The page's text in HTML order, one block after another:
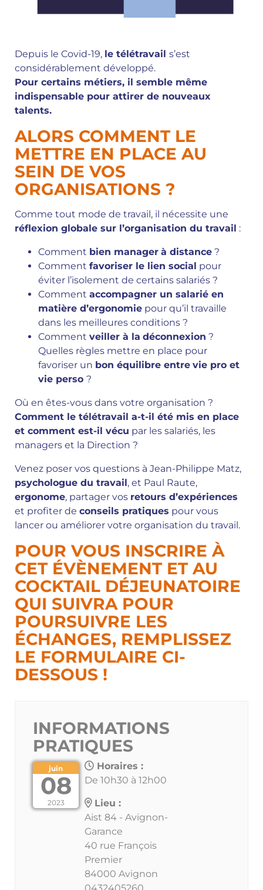
Depuis le Covid-19, le télétravail s’est
considérablement développé.
Pour certains métiers, il semble même
indispensable pour attirer de nouveaux
talents.
ALORS COMMENT LE
METTRE EN PLACE AU
SEIN DE VOS
ORGANISATIONS ?
Comme tout mode de travail, il nécessite une
réflexion globale sur l’organisation du travail :
Comment bien manager à distance ?
Comment favoriser le lien social pour
éviter l’isolement de certains salariés ?
Comment accompagner un salarié en
matière d’ergonomie pour qu’il travaille
dans les meilleures conditions ?
Comment veiller à la déconnexion ?
Quelles règles mettre en place pour
favoriser un bon équilibre entre vie pro et
vie perso ?
Où en êtes-vous dans votre organisation ?
Comment le télétravail a-t-il été mis en place
et comment est-il vécu par les salariés, les
managers et la Direction ?
Venez poser vos questions à Jean-Philippe Matz,
psychologue du travail, et Paul Raute,
ergonome, partager vos retours d’expériences
et profiter de conseils pratiques pour vous
lancer ou améliorer votre organisation du travail.
POUR VOUS INSCRIRE À
CET ÉVÈNEMENT ET AU
COCKTAIL DÉJEUNATOIRE
QUI SUIVRA POUR
POURSUIVRE LES
ÉCHANGES, REMPLISSEZ
LE FORMULAIRE CI-
DESSOUS !
INFORMATIONS
PRATIQUES
juin
08
2023
Horaires :
De 10h30 à 12h00
Lieu :
Aist 84 - Avignon-
Garance
40 rue François
Premier
84000 Avignon